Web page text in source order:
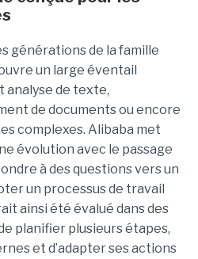
générations de la famille
un large éventail
analyse de texte,
de documents ou encore
complexes. Alibaba met
évolution avec le passage
à des questions vers un
un processus de travail
ainsi été évalué dans des
planifier plusieurs étapes,
et d’adapter ses actions